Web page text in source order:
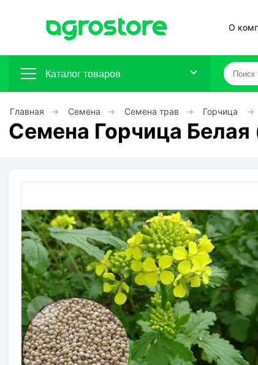
О
Каталог товаров
Плодовые кустарники
Цветы
Травы
Овощи (на посадку)
Штамбовые ягодные кусты
Главная Семена Семена трав Горчица
Семена Горчица Белая